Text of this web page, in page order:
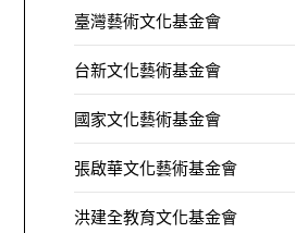
臺灣藝術文化基金會
台新文化藝術基金會
國家文化藝術基金會
張啟華文化藝術基金會
洪建全教育文化基金會